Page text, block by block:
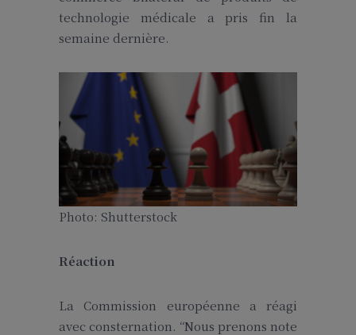
technologie médicale a pris fin la
semaine dernière.
Photo: Shutterstock
Réaction
La Commission européenne a réagi
avec consternation. “Nous prenons note